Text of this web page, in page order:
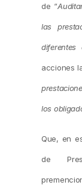
de “
las
diferentes
acciones
los
Que, en
de